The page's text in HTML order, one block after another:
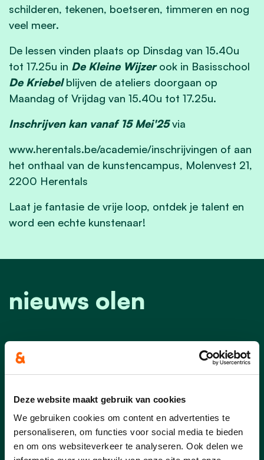
Deze website maakt gebruik van cookies
We gebruiken cookies om content en advertenties te
personaliseren, om functies voor social media te bieden
en om ons websiteverkeer te analyseren. Ook delen we
schilderen, tekenen, boetseren, timmeren en nog
veel meer.
De lessen vinden plaats op Dinsdag van 15.40u
tot 17.25u in De Kleine Wijzerook in Basisschool
De Kriebelblijven de ateliers doorgaan op
Maandag of Vrijdag van 15.40u tot 17.25u.
Inschrijven kan vanaf 15 Mei'25 via
www.herentals.be/academie/inschrijvingen of aan
het onthaal van de kunstencampus, Molenvest 21,
2200 Herentals
Laat je fantasie de vrije loop, ontdek je talent en
word een echte kunstenaar!
nieuws olen